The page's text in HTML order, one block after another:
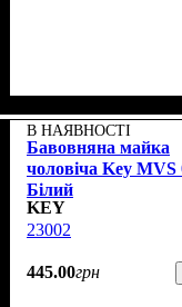
В НАЯВНОСТІ
Бавовняна майка
чоловіча Key MVS
Білий
KEY
23002
445.00грн